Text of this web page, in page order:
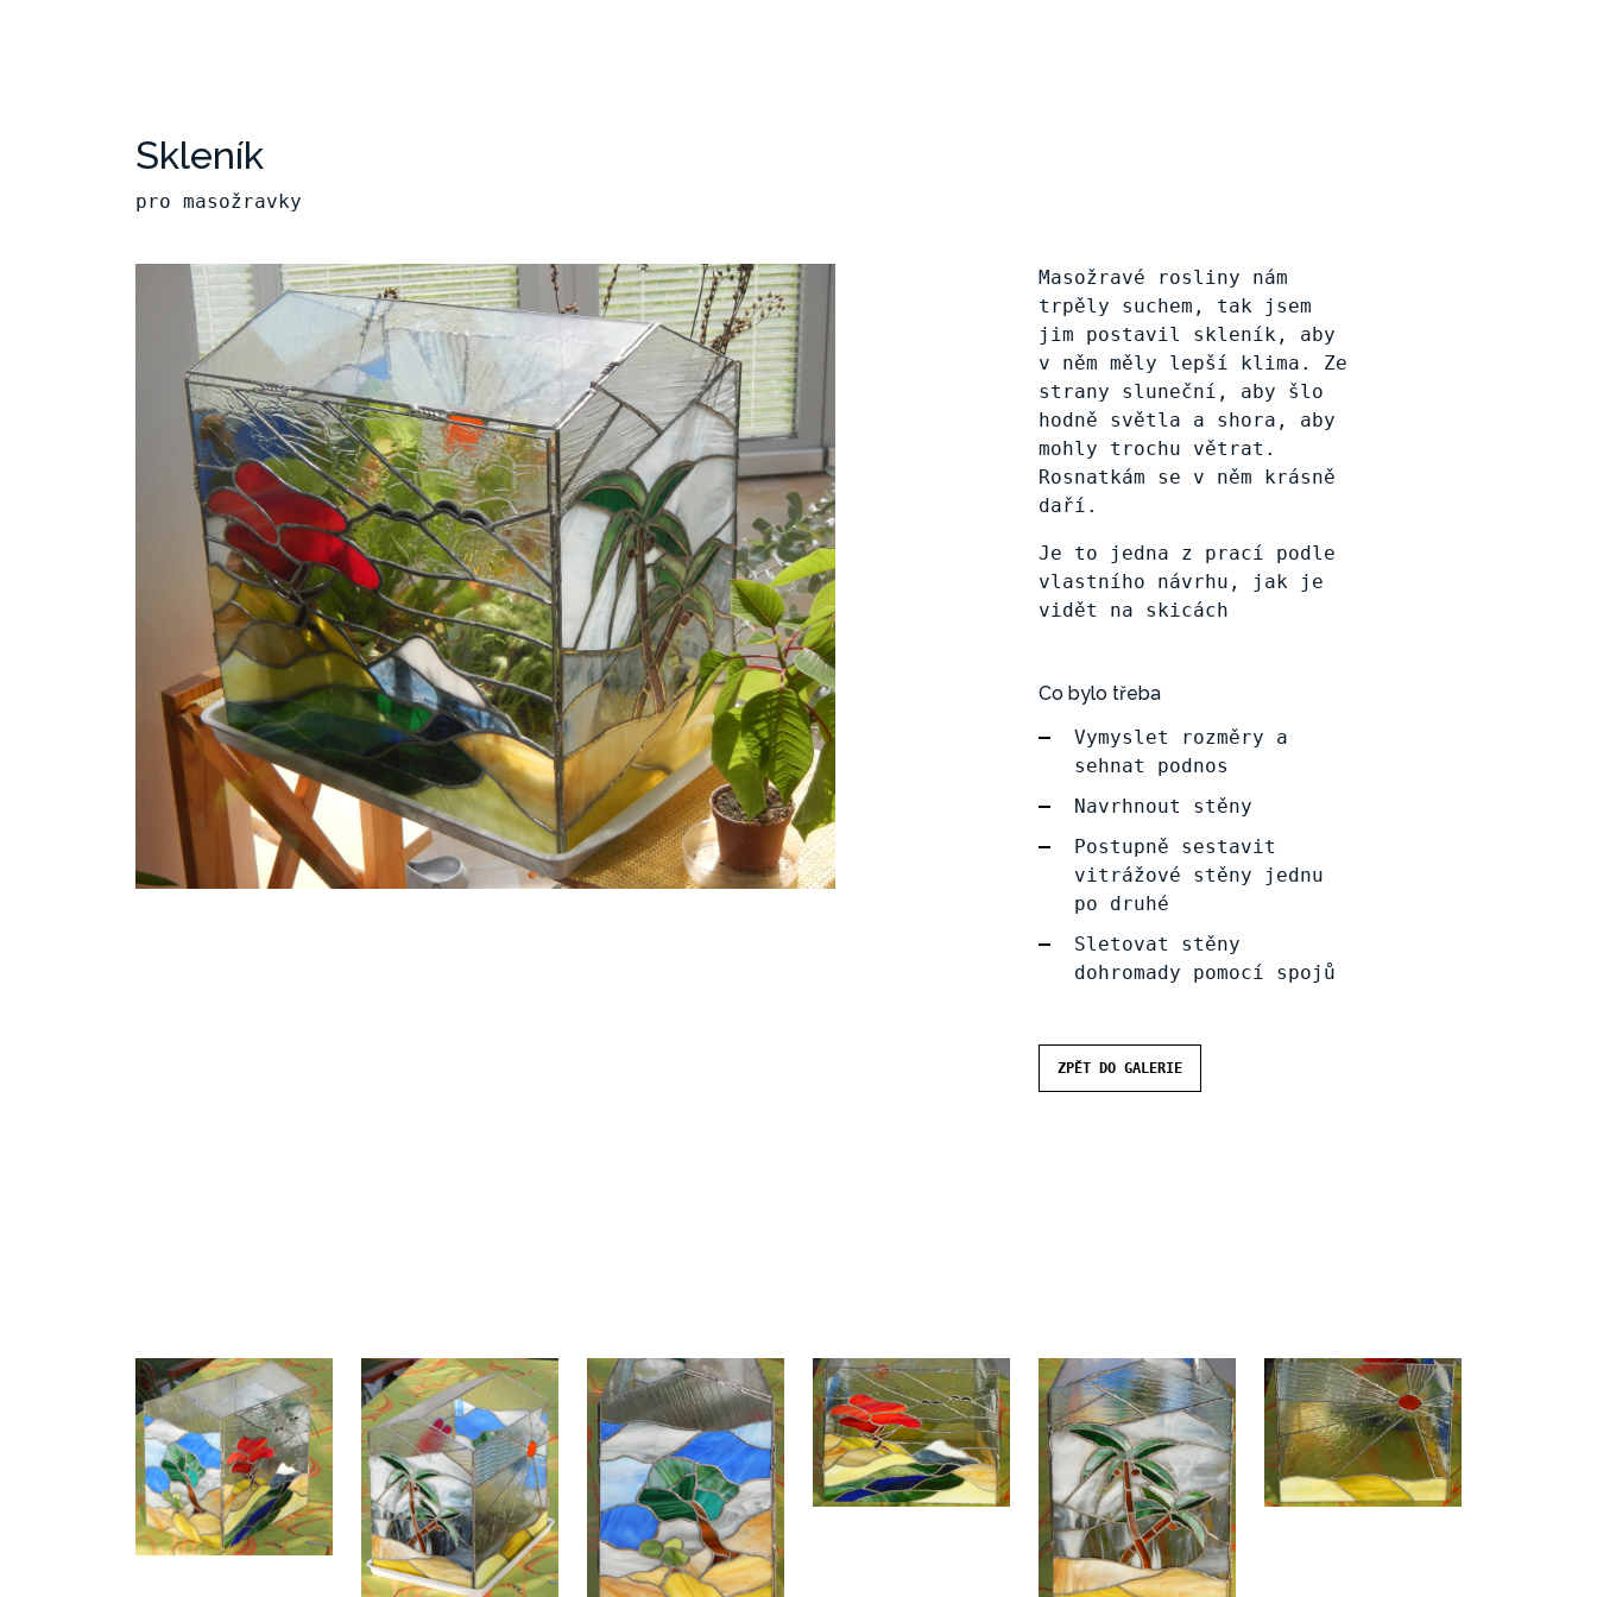
Skleník
pro masožravky
Masožravé rosliny nám
trpěly suchem, tak jsem
jim postavil skleník, aby
v něm měly lepší klima. Ze
strany sluneční, aby šlo
hodně světla a shora, aby
mohly trochu větrat.
Rosnatkám se v něm krásně
daří.
Je to jedna z prací podle
vlastního návrhu, jak je
vidět na skicách
Co bylo třeba
Vymyslet rozměry a
sehnat podnos
Navrhnout stěny
Postupně sestavit
vitrážové stěny jednu
po druhé
Sletovat stěny
dohromady pomocí spojů
ZPĚT DO GALERIE